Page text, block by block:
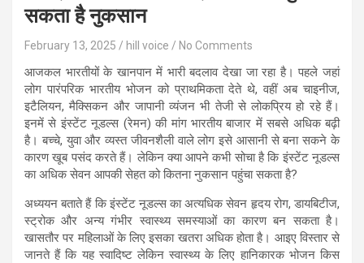
सकता है नुकसान
February 13, 2025 hill voice No Comments
आजकल भारतीयों के खानपान में भारी बदलाव देखा जा रहा है। पहले जहां
लोग पारंपरिक भारतीय भोजन को प्राथमिकता देते थे, वहीं अब चाइनीज,
इटैलियन, मैक्सिकन और जापानी व्यंजन भी तेजी से लोकप्रिय हो रहे हैं।
इनमें से इंस्टेंट नूडल्स (रेमन) की मांग भारतीय बाजार में सबसे अधिक बढ़ी
है। बच्चे, युवा और व्यस्त जीवनशैली वाले लोग इसे आसानी से बना सकने के
कारण खूब पसंद करते हैं। लेकिन क्या आपने कभी सोचा है कि इंस्टेंट नूडल्स
का अधिक सेवन आपकी सेहत को कितना नुकसान पहुंचा सकता है?
अध्ययन बताते हैं कि इंस्टेंट नूडल्स का अत्यधिक सेवन हृदय रोग, डायबिटीज,
स्ट्रोक और अन्य गंभीर स्वास्थ्य समस्याओं का कारण बन सकता है।
खासतौर पर महिलाओं के लिए इसका खतरा अधिक होता है। आइए विस्तार से
जानते हैं कि यह स्वादिष्ट लेकिन स्वास्थ्य के लिए हानिकारक भोजन किस